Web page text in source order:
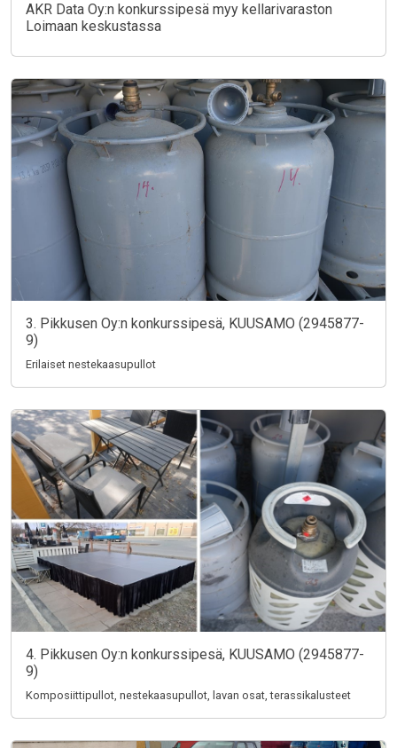
AKR Data Oy:n konkurssipesä myy kellarivaraston
Loimaan keskustassa
3. Pikkusen Oy:n konkurssipesä, KUUSAMO (2945877-
9)
Erilaiset nestekaasupullot
4. Pikkusen Oy:n konkurssipesä, KUUSAMO (2945877-
9)
Komposiittipullot, nestekaasupullot, lavan osat, terassikalusteet